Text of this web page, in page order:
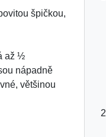
špičkou,
až ½
nápadně
většinou